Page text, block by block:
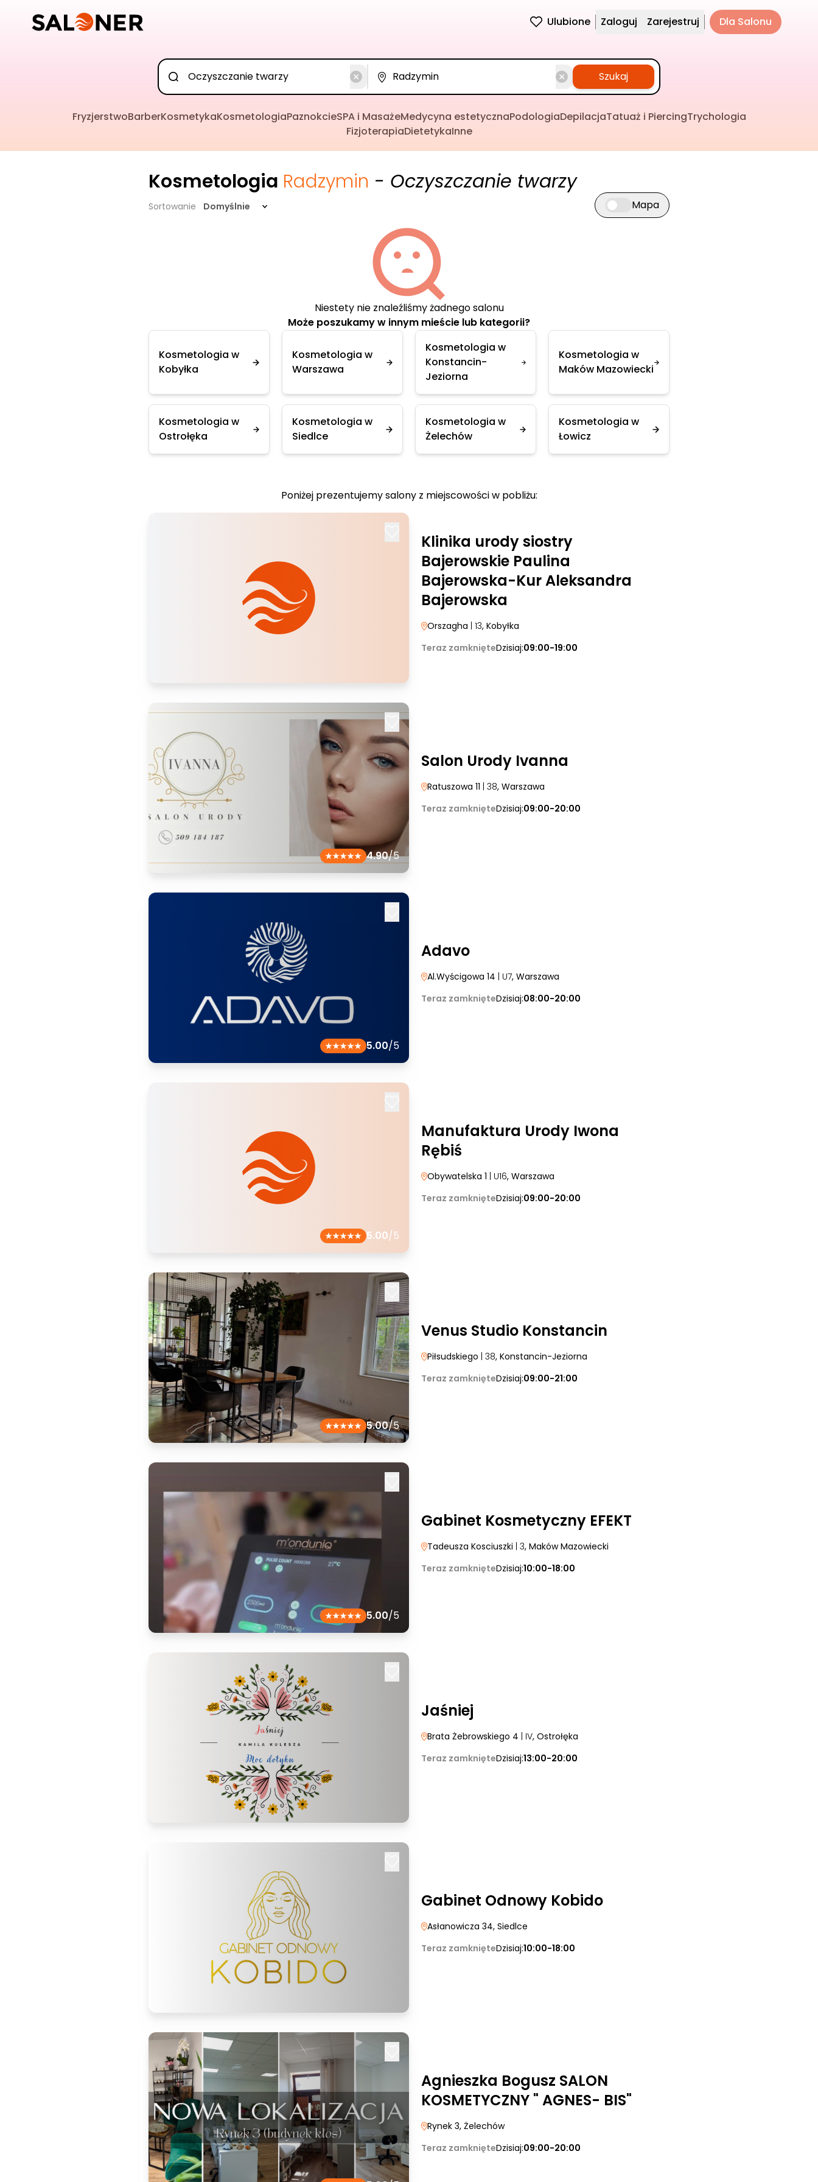
Ulubione Zaloguj Zarejestruj Dla Salonu
Szukaj
FryzjerstwoBarberKosmetykaKosmetologiaPaznokcieSPA i MasażeMedycyna estetycznaPodologiaDepilacjaTatuaż i PiercingTrychologia
FizjoterapiaDietetykaInne
Kosmetologia Radzymin - Oczyszczanie twarzy
Sortowanie Domyślnie Przełącz widok mapy
Mapa
Niestety nie znaleźliśmy żadnego salonu
Może poszukamy w innym mieście lub kategorii?
Kosmetologia w
Kobyłka
Kosmetologia w
Warszawa
Kosmetologia w
Konstancin-
Jeziorna
Kosmetologia w
Maków Mazowiecki
Kosmetologia w
Ostrołęka
Kosmetologia w
Siedlce
Kosmetologia w
Żelechów
Kosmetologia w
Łowicz
Poniżej prezentujemy salony z miejscowości w pobliżu:
Klinika urody siostry
Bajerowskie Paulina
Bajerowska-Kur Aleksandra
Bajerowska
Orszagha | 13, Kobyłka
Teraz zamknięteDzisiaj:09:00-19:00
4.90/5
Salon Urody Ivanna
Ratuszowa 11 | 38, Warszawa
Teraz zamknięteDzisiaj:09:00-20:00
5.00/5
Adavo
Al.Wyścigowa 14 | U7, Warszawa
Teraz zamknięteDzisiaj:08:00-20:00
5.00/5
Manufaktura Urody Iwona
Rębiś
Obywatelska 1 | U16, Warszawa
Teraz zamknięteDzisiaj:09:00-20:00
5.00/5
Venus Studio Konstancin
Piłsudskiego | 38, Konstancin-Jeziorna
Teraz zamknięteDzisiaj:09:00-21:00
5.00/5
Gabinet Kosmetyczny EFEKT
Tadeusza Kosciuszki | 3, Maków Mazowiecki
Teraz zamknięteDzisiaj:10:00-18:00
Jaśniej
Brata Żebrowskiego 4 | IV, Ostrołęka
Teraz zamknięteDzisiaj:13:00-20:00
Gabinet Odnowy Kobido
Asłanowicza 34, Siedlce
Teraz zamknięteDzisiaj:10:00-18:00
Agnieszka Bogusz SALON
KOSMETYCZNY " AGNES- BIS"
Rynek 3, Żelechów
Teraz zamknięteDzisiaj:09:00-20:00